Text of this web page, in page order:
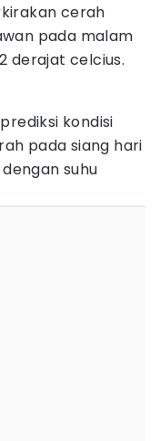
cerah
pada malam
derajat celcius.
kondisi
pada siang hari
suhu